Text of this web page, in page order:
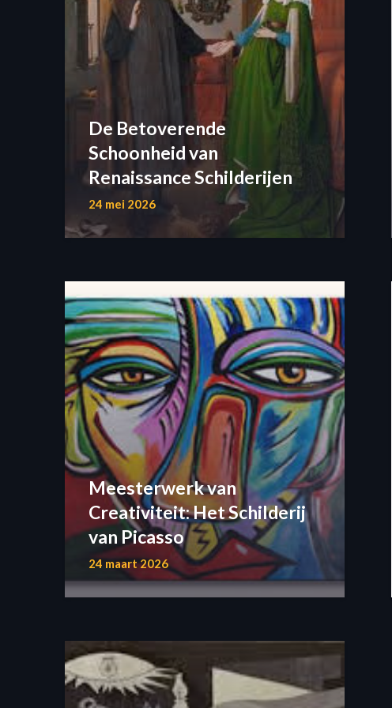
De Betoverende
Schoonheid van
Renaissance Schilderijen
24 mei 2026
Meesterwerk van
Creativiteit: Het Schilderij
van Picasso
24 maart 2026